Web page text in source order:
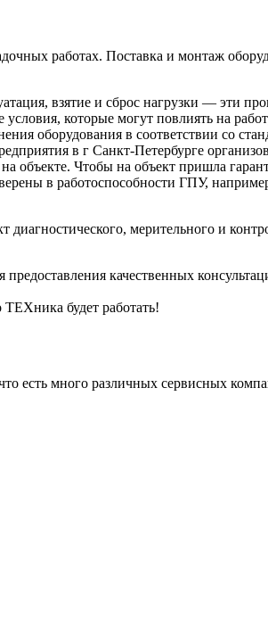
работах. Поставка и монтаж
взятие и сброс нагрузки — эти
которые могут повлиять на
оборудования в соответствии со
в г Санкт-Петербурге
объекте. Чтобы на объект пришла
в работоспособности ГПУ,
мерительного и
качественных
будет работать!
есть много различных сервисных